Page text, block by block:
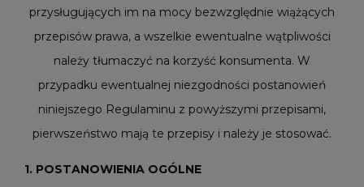
przysługujących im na mocy bezwzględnie wiążących
przepisów prawa, a wszelkie ewentualne wątpliwości
należy tłumaczyć na korzyść konsumenta. W
przypadku ewentualnej niezgodności postanowień
niniejszego Regulaminu z powyższymi przepisami,
pierwszeństwo mają te przepisy i należy je stosować.
1. POSTANOWIENIA OGÓLNE